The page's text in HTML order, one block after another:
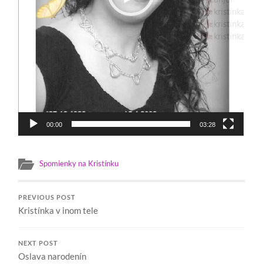
00:00 03:28
Spomienky na Kristínku
PREVIOUS POST
Kristínka v inom tele
NEXT POST
Oslava narodenín